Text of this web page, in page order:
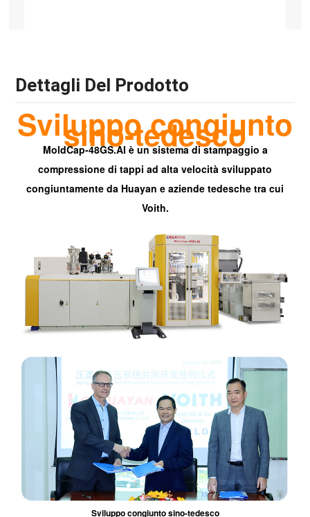
Dettagli Del Prodotto
Sviluppo congiunto
sino-tedesco
MoldCap-48GS.AI è un sistema di stampaggio a
compressione di tappi ad alta velocità sviluppato
congiuntamente da Huayan e aziende tedesche tra cui
Voith.
Sviluppo congiunto sino-tedesco